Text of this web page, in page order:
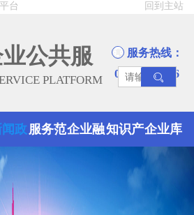
回到主站
台
公共服
PLATFORM
服务热线：
0858-8945666
闻政
策
服务范企业融知识产企业库